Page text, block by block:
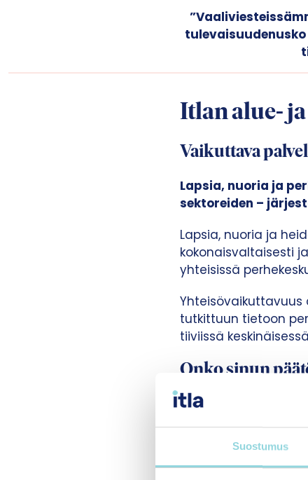
Suostumus
Itlan alue-
Vaikuttava
Lapsia, nuoria ja
sektoreiden –
Lapsia, nuoria ja
kokonaisvaltaisesti
yhteisissä
tutkittuun tietoon
tiiviissä
Onko sinun
Päättäjien on
ennakoida.
Lapsia ja nuoria